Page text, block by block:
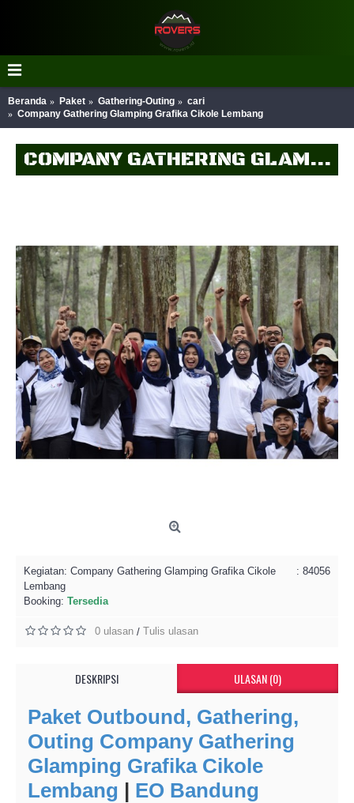
Beranda Paket Gathering-Outing
cari
Company Gathering Glamping Grafika Cikole Lembang
COMPANY GATHERING GLAMPING GRAFIKA CIKOLE LEMBANG
: 84056
Kegiatan: Company Gathering Glamping Grafika Cikole
Lembang
Booking: Tersedia
0 ulasan / Tulis ulasan
DESKRIPSI ULASAN (0)
Paket Outbound, Gathering,
Outing Company Gathering
Glamping Grafika Cikole
Lembang | EO Bandung